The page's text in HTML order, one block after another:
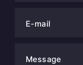
E-mail
Message